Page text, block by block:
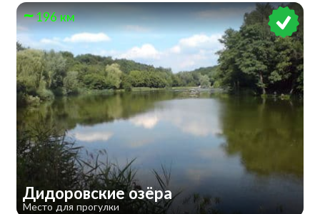
196 км
Дидоровские озёра
Место для прогулки